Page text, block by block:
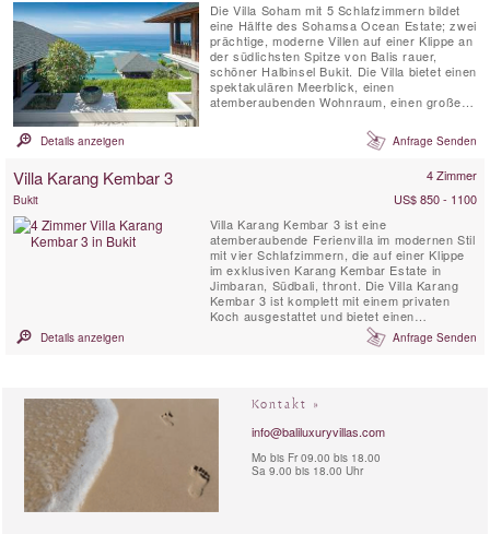
Die Villa Soham mit 5 Schlafzimmern bildet
eine Hälfte des Sohamsa Ocean Estate; zwei
prächtige, moderne Villen auf einer Klippe an
der südlichsten Spitze von Balis rauer,
schöner Halbinsel Bukit. Die Villa bietet einen
spektakulären Meerblick, einen
atemberaubenden Wohnraum, einen großen
Massageraum. Vollständig besetzt,
einschließlich eines erfahrenen Kochs und
Details anzeigen Anfrage Senden
Villa Karang Kembar 3 4 Zimmer
Bukit
US$ 850 - 1100
Villa Karang Kembar 3 ist eine
atemberaubende Ferienvilla im modernen Stil
mit vier Schlafzimmern, die auf einer Klippe
im exklusiven Karang Kembar Estate in
Jimbaran, Südbali, thront. Die Villa Karang
Kembar 3 ist komplett mit einem privaten
Koch ausgestattet und bietet einen
spektakulären Blick auf den
Sonnenuntergang über dem Meer, einen 15-
Innen- und ...
Details anzeigen Anfrage Senden
Kontakt »
info@baliluxuryvillas.com
Mo bis Fr 09.00 bis 18.00
Sa 9.00 bis 18.00 Uhr